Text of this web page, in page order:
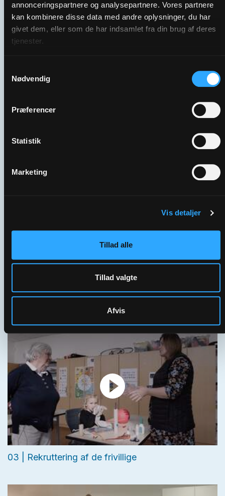
annonceringspartnere og analysepartnere. Vores partnere
kan kombinere disse data med andre oplysninger, du har
givet dem, eller som de har indsamlet fra din brug af deres
tjenester.
Nødvendig
Præferencer
Statistik
Marketing
Vis detaljer
Tillad alle
Tillad valgte
Afvis
01 | Hvem er de frivillige？
02 | Fastholdelse af de frivillige
03 | Rekruttering af de frivillige